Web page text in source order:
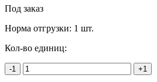
Под заказ
Норма отгрузки: 1 шт.
Кол-во единиц:
-1 +1